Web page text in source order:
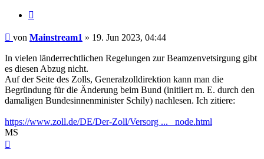
Beitrag
von Mainstream1 » 19. Jun 2023, 04:44
In vielen länderrechtlichen Regelungen zur Beamzenvetsirgung gibt
es diesen Abzug nicht.
Auf der Seite des Zolls, Generalzolldirektion kann man die
Begründung für die Änderung beim Bund (initiiert m. E. durch den
damaligen Bundesinnenminister Schily) nachlesen. Ich zitiere:
https://www.zoll.de/DE/Der-Zoll/Versorg ... _node.html
MS